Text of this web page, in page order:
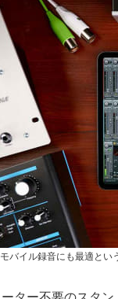
モバイル録音にも最適とい